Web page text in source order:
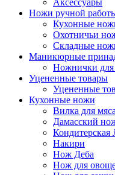
Аксессуары
Ножи ручной
Кухонные
Охотничьи
Складные
Маникюрные
Ножнички
Уцененные товары
Уцененные
Кухонные ножи
Вилка для мяса
Дамасский
Кондитерская
Накири
Нож Деба
Нож для